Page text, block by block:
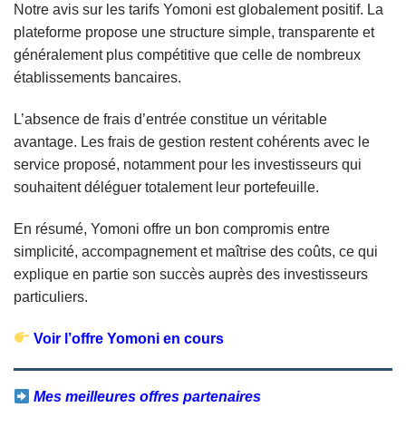
Notre avis sur les tarifs Yomoni est globalement positif. La
plateforme propose une structure simple, transparente et
généralement plus compétitive que celle de nombreux
établissements bancaires.
L’absence de frais d’entrée constitue un véritable
avantage. Les frais de gestion restent cohérents avec le
service proposé, notamment pour les investisseurs qui
souhaitent déléguer totalement leur portefeuille.
En résumé, Yomoni offre un bon compromis entre
simplicité, accompagnement et maîtrise des coûts, ce qui
explique en partie son succès auprès des investisseurs
particuliers.
Voir l’offre Yomoni en cours
Mes meilleures offres partenaires